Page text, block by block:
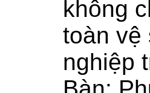
không
toàn vệ
nghiệp